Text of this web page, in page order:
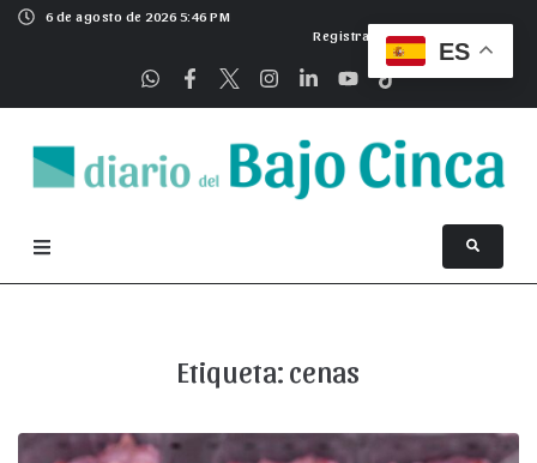
6 de agosto de 2026 5:46 PM
Registrarse
Etiqueta: cenas
ES